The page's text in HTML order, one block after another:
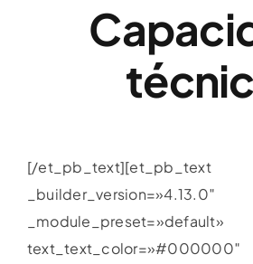
[/et_pb_text][et_pb_text
_builder_version=»4.13.0″
_module_preset=»default»
text_text_color=»#000000″